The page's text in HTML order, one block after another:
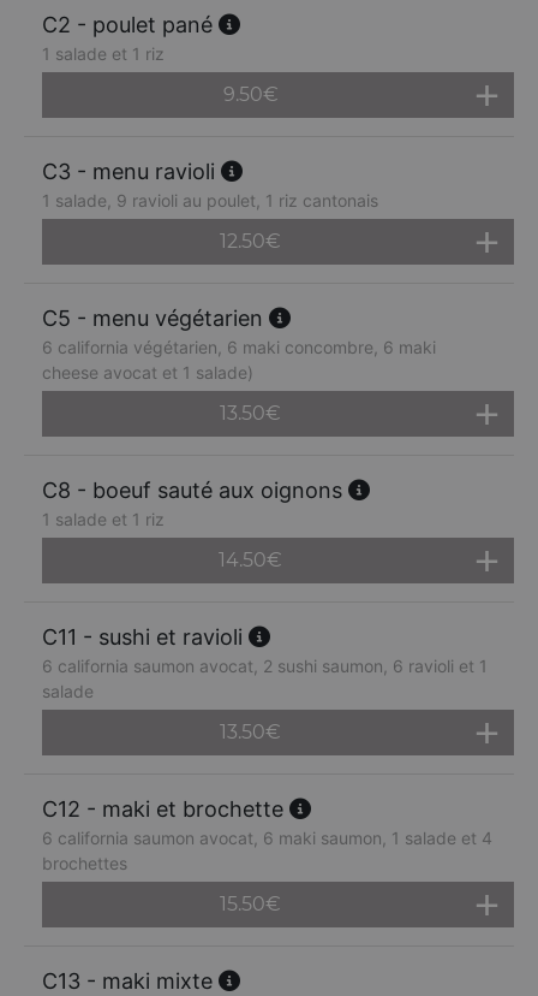
C2 - poulet pané
1 salade et 1 riz
9.50€
C3 - menu ravioli
1 salade, 9 ravioli au poulet, 1 riz cantonais
12.50€
C5 - menu végétarien
6 california végétarien, 6 maki concombre, 6 maki
cheese avocat et 1 salade)
13.50€
C8 - boeuf sauté aux oignons
1 salade et 1 riz
14.50€
C11 - sushi et ravioli
6 california saumon avocat, 2 sushi saumon, 6 ravioli et 1
salade
13.50€
C12 - maki et brochette
6 california saumon avocat, 6 maki saumon, 1 salade et 4
brochettes
15.50€
C13 - maki mixte